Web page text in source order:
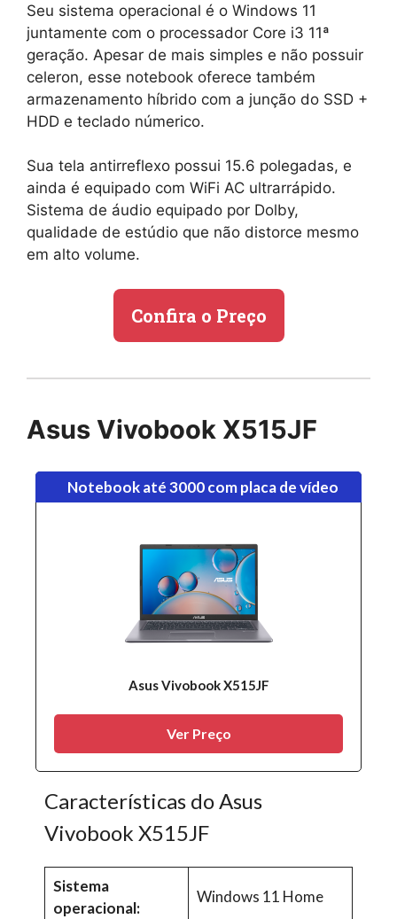
Seu sistema operacional é o Windows 11
juntamente com o processador Core i3 11ª
geração. Apesar de mais simples e não possuir
celeron, esse notebook oferece também
armazenamento híbrido com a junção do SSD +
HDD e teclado númerico.
Sua tela antirreflexo possui 15.6 polegadas, e
ainda é equipado com WiFi AC ultrarrápido.
Sistema de áudio equipado por Dolby,
qualidade de estúdio que não distorce mesmo
em alto volume.
Confira o Preço
Asus Vivobook X515JF
Notebook até 3000 com placa de vídeo
Asus Vivobook X515JF
Ver Preço
Características do Asus
Vivobook X515JF
Sistema
operacional:
Windows 11 Home